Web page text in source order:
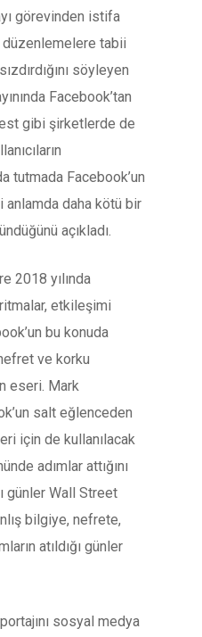
görevinden istifa
tabii
söyleyen
Facebook’tan
gibi şirketlerde de
tutmada Facebook’un
daha kötü bir
açıkladı.
2018 yılında
etkileşimi
bu konuda
ve korku
eseri. Mark
salt eğlenceden
için de kullanılacak
adımlar attığını
günler Wall Street
bilgiye, nefrete,
atıldığı günler
sosyal medya